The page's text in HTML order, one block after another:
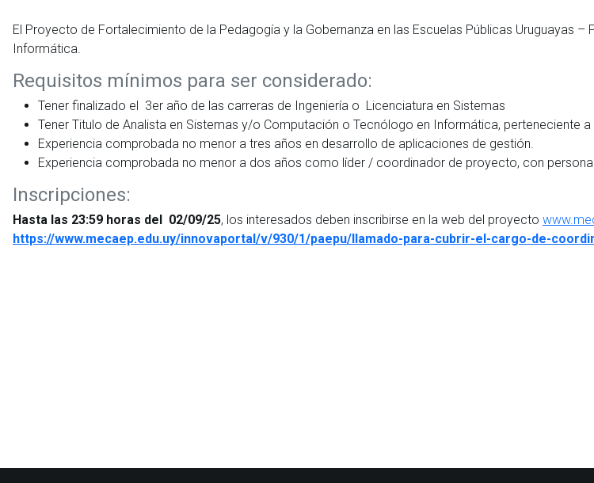
El Proyecto de Fortalecimiento de la Pedagogía y la Gobernanza en las Escuelas Públicas Uruguayas
Informática.
Requisitos mínimos para ser considerado:
Tener finalizado el 3er año de las carreras de Ingeniería o Licenciatura en Sistemas
Tener Titulo de Analista en Sistemas y/o Computación o Tecnólogo en Informática, perteneciente
Experiencia comprobada no menor a tres años en desarrollo de aplicaciones de gestión.
Experiencia comprobada no menor a dos años como líder / coordinador de proyecto, con
Inscripciones:
Hasta las 23:59 horas del 02/09/25, los interesados deben inscribirse en la web del proyecto
https://www.mecaep.edu.uy/innovaportal/v/930/1/paepu/llamado-para-cubrir-el-cargo-de-